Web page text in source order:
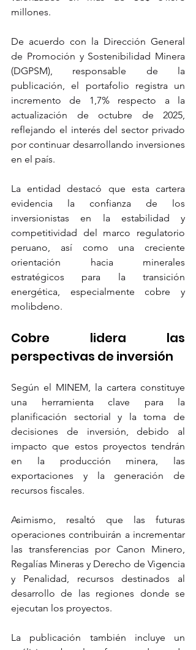
millones.
De acuerdo con la Dirección General
de Promoción y Sostenibilidad Minera
(DGPSM), responsable de la
publicación, el portafolio registra un
incremento de 1,7% respecto a la
actualización de octubre de 2025,
reflejando el interés del sector privado
por continuar desarrollando inversiones
en el país.
La entidad destacó que esta cartera
evidencia la confianza de los
inversionistas en la estabilidad y
competitividad del marco regulatorio
peruano, así como una creciente
orientación hacia minerales
estratégicos para la transición
energética, especialmente cobre y
molibdeno.
Cobre lidera las
perspectivas de inversión
Según el MINEM, la cartera constituye
una herramienta clave para la
planificación sectorial y la toma de
decisiones de inversión, debido al
impacto que estos proyectos tendrán
en la producción minera, las
exportaciones y la generación de
recursos fiscales.
Asimismo, resaltó que las futuras
operaciones contribuirán a incrementar
las transferencias por Canon Minero,
Regalías Mineras y Derecho de Vigencia
y Penalidad, recursos destinados al
desarrollo de las regiones donde se
ejecutan los proyectos.
La publicación también incluye un